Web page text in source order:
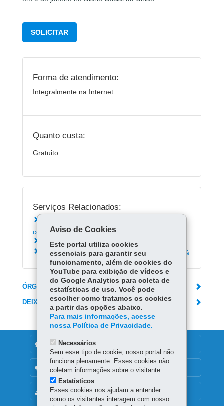
SOLICITAR
Forma de atendimento:
Integralmente na Internet
Quanto custa:
Gratuito
Serviços Relacionados:
com deficiência
Paraná Acessível
Solicitar medicamentos à Farmácia do Paraná
ÓRGÃO RESPONSÁVEL
DEIXE SUA OPINIÃO
MAPA DO SITE
DENUNCIE CORRUPÇÃO
OUVIDORIA
Aviso de Cookies
Este portal utiliza cookies
essenciais para garantir seu
funcionamento, além de cookies do
YouTube para exibição de vídeos e
do Google Analytics para coleta de
estatísticas de uso. Você pode
escolher como tratamos os cookies
a partir das opções abaixo.
Para mais informações, acesse
nossa Política de Privacidade.
Necessários
Sem esse tipo de cookie, nosso portal não
funciona plenamente. Esses cookies não
coletam informações sobre o visitante.
Estatísticos
Esses cookies nos ajudam a entender
como os visitantes interagem com nosso